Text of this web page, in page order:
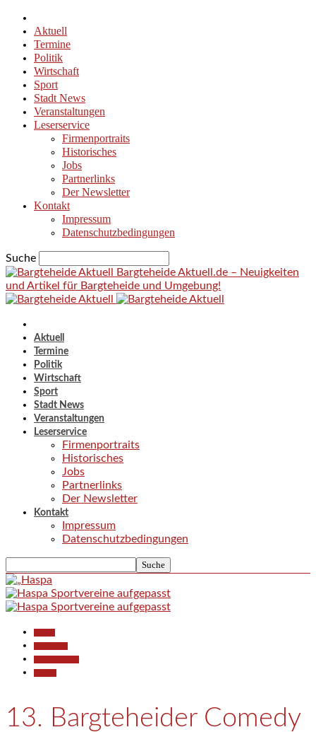
Aktuell
Termine
Politik
Wirtschaft
Sport
Stadt News
Veranstaltungen
Leserservice
Firmenportraits
Historisches
Jobs
Partnerlinks
Der Newsletter
Kontakt
Impressum
Datenschutzbedingungen
Suche
Bargteheide Aktuell.de – Neuigkeiten
und Artikel für Bargteheide und Umgebung!
Aktuell
Termine
Politik
Wirtschaft
Sport
Stadt News
Veranstaltungen
Leserservice
Firmenportraits
Historisches
Jobs
Partnerlinks
Der Newsletter
Kontakt
Impressum
Datenschutzbedingungen
13. Bargteheider Comedy